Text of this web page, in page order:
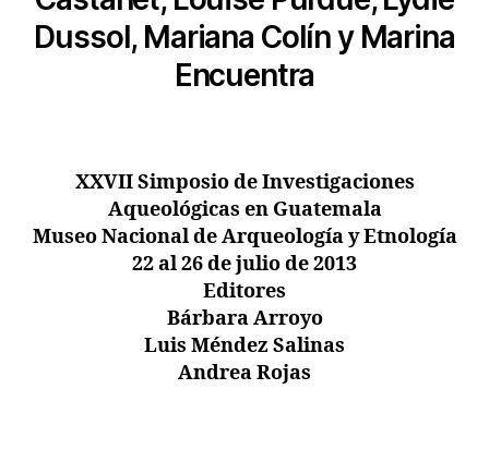
Dussol, Mariana Colín y Marina
Encuentra
XXVII Simposio de Investigaciones
Aqueológicas en Guatemala
Museo Nacional de Arqueología y Etnología
22 al 26 de julio de 2013
Editores
Bárbara Arroyo
Luis Méndez Salinas
Andrea Rojas